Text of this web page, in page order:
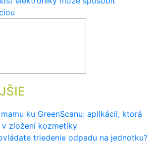
ku GreenScanu: aplikácii, ktorá
zložení kozmetiky
triedenie odpadu na jednotku?